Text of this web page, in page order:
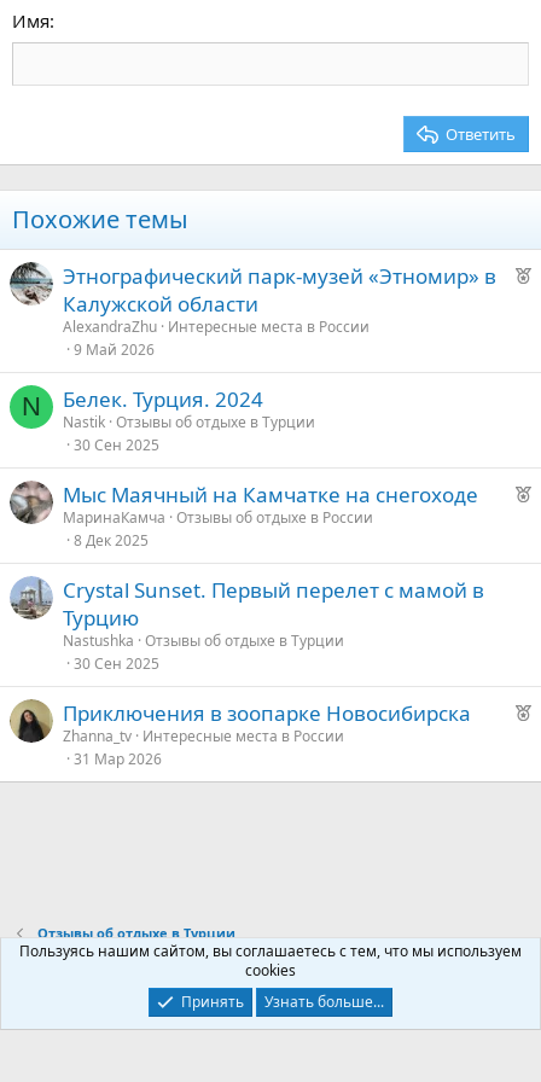
18
22
Tahoma
Times New Roman
Заголовок 3
Имя
Ответить
Похожие темы
Р
у
Этнографический парк-музей «Этномир» в
Калужской области
AlexandraZhu Интересные места в России
9 Май 2026
N Белек. Турция. 2024
Nastik Отзывы об отдыхе в Турции
30 Сен 2025
Р
о
у
Мыс Маячный на Камчатке на снегоходе
МаринаКамча Отзывы об отдыхе в России
8 Дек 2025
Crystal Sunset. Первый перелет с мамой в
Турцию
Nastushka Отзывы об отдыхе в Турции
30 Сен 2025
Р
о
е
Приключения в зоопарке Новосибирска
Zhanna_tv Интересные места в России
31 Мар 2026
Отзывы об отдыхе в Турции
Условия и правила
Политика конфиденциальности
Главная
R
Пользуясь нашим сайтом, вы соглашаетесь с тем, что мы используем
cookies
Принять
Узнать больше...